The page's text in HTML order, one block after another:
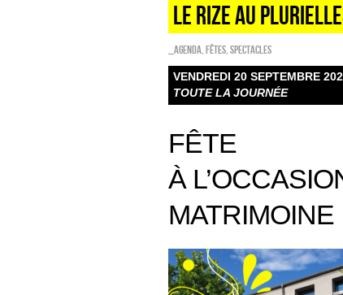
LE RIZE AU
_Agenda FÊTES SPECTACLES
VENDREDI 20 SEPTEMBRE
TOUTE LA JOURNÉE
FÊTE
À
MATRIMOINE